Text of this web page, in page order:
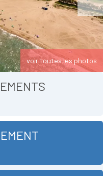
voir toutes les photos